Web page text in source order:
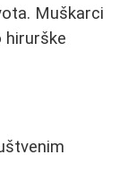
Muškarci
hirurške